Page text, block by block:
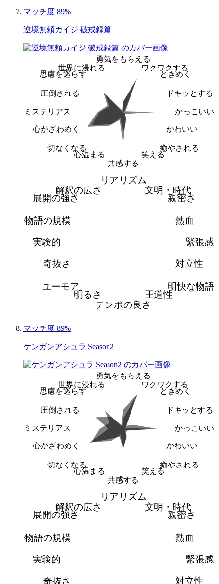
マッチ度 89%
逆境無頼カイジ 破戒録篇
勇気をもらえる
ワクワクする
ときめく
ドキッとする
かっこいい
かわいい
癒やされる
笑える
共感する
心温まる
切なくなる
心がざわめく
ミステリアス
圧倒される
思慮を巡らす
世界に浸れる
リアリズム
文明・時代
親密さ
熱血
緊張感
対立性
明快な物語
王道性
テンポの良さ
明るさ
ユーモア
奇抜さ
実験的
物語の規模
展開の強さ
解釈の広さ
マッチ度 89%
ケンガンアシュラ Season2
勇気をもらえる
ワクワクする
ときめく
ドキッとする
かっこいい
かわいい
癒やされる
笑える
共感する
心温まる
切なくなる
心がざわめく
ミステリアス
圧倒される
思慮を巡らす
世界に浸れる
リアリズム
文明・時代
親密さ
熱血
緊張感
対立性
奇抜さ
実験的
物語の規模
展開の強さ
解釈の広さ